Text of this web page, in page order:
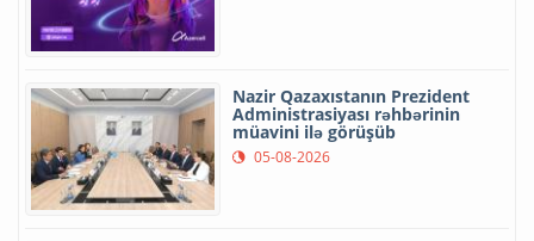
Nazir Qazaxıstanın Prezident
Administrasiyası rəhbərinin
müavini ilə görüşüb
05-08-2026